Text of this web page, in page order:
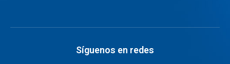
Síguenos en redes